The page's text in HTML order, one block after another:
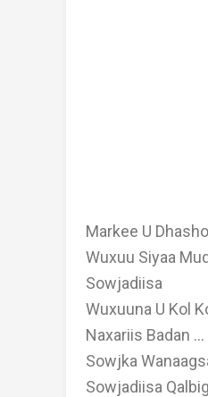
Markee U
Wuxuu Siyaa
Sowjadiisa
Wuxuuna U Kol
Naxariis Badan ...
Sowjka
Sowjadiisa